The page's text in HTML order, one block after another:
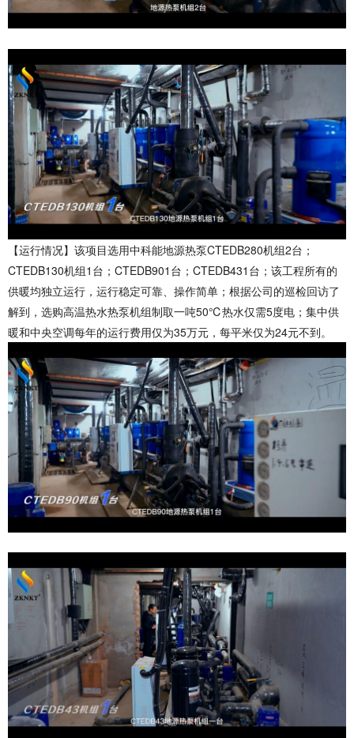
【运行情况】 该项目选用中科能地源热泵CTEDB280机组2台；
CTEDB130机组1台；CTEDB901台；CTEDB431台；该工程所有的
供暖均独立运行，运行稳定可靠、操作简单；根据公司的巡检回访了
解到，选购高温热水热泵机组制取一吨50℃热水仅需5度电；集中供
暖和中央空调每年的运行费用仅为35万元，每平米仅为24元不到。